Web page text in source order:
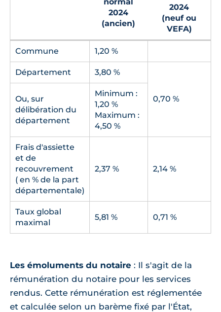
2024
(ancien)
2024
(neuf ou
VEFA)
Commune 1,20 %
Département 3,80 %
0,70 %
Ou, sur
délibération du
département
Minimum :
1,20 %
Maximum :
4,50 %
Frais d'assiette
et de
recouvrement
( en % de la part
départementale)
2,37 % 2,14 %
Taux global
maximal
5,81 % 0,71 %
Les émoluments du notaire : Il s'agit de la
rémunération du notaire pour les services
rendus. Cette rémunération est réglementée
et calculée selon un barème fixé par l'État,